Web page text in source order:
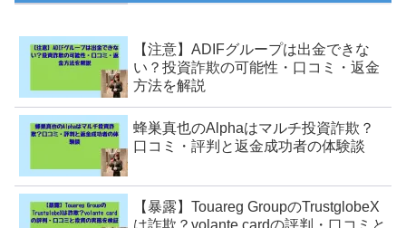
【注意】ADIFグループは出金できな
い？投資詐欺の可能性・口コミ・返金
方法を解説
蜂巣真也のAlphaはマルチ投資詐欺？
口コミ・評判と返金成功者の体験談
【暴露】Touareg GroupのTrustglobeX
は詐欺？volante cardの評判・口コミと